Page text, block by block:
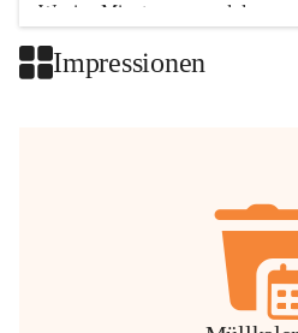
Wenige Minuten nur, und das
Impressionen